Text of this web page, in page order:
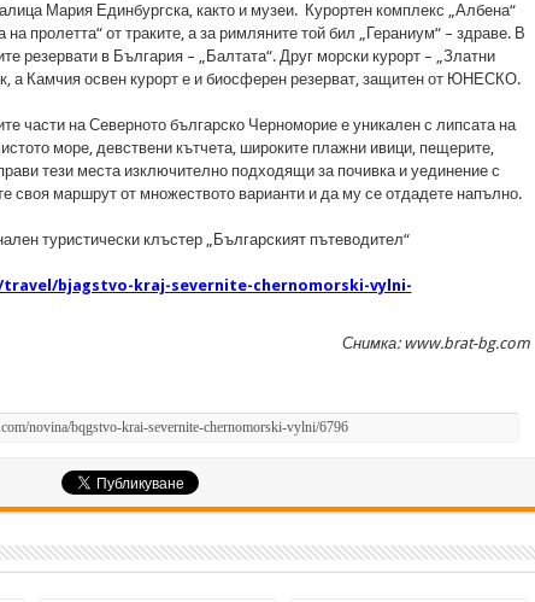
Мария Единбургска, както и музеи. Курортен комплекс „Албена“
на пролетта“ от траките, а за римляните той бил „Гераниум“ – здраве. В
резервати в България – „Балтата“. Друг морски курорт – „Златни
а Камчия освен курорт е и биосферен резерват, защитен от ЮНЕСКО.
части на Северното българско Черноморие е уникален с липсата на
море, девствени кътчета, широките плажни ивици, пещерите,
тези места изключително подходящи за почивка и уединение с
своя маршрут от множеството варианти и да му се отдадете напълно.
туристически клъстер „Българският пътеводител“
bjagstvo-kraj-severnite-chernomorski-vylni-
Снимка: www.brat-bg.com